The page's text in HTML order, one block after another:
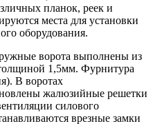
планок, реек и
места для установки
оборудования.
ворота выполнены из
1,5мм. Фурнитура
В воротах
жалюзийные решетки
силового
врезные замки